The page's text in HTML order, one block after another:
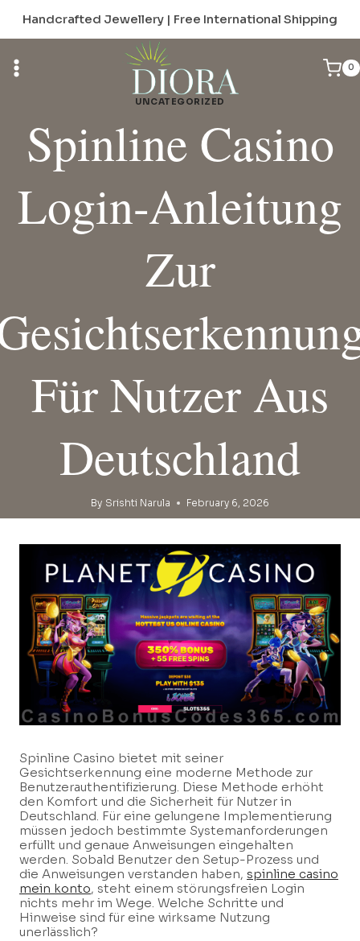
content
Handcrafted Jewellery | Free International Shipping
0
UNCATEGORIZED
Spinline Casino
Login-Anleitung
Zur
Für Nutzer Aus
Deutschland
By Srishti Narula February 6, 2026
Spinline Casino bietet mit seiner
Gesichtserkennung eine moderne Methode zur
Benutzerauthentifizierung. Diese Methode erhöht
den Komfort und die Sicherheit für Nutzer in
Deutschland. Für eine gelungene Implementierung
müssen jedoch bestimmte Systemanforderungen
erfüllt und genaue Anweisungen eingehalten
werden. Sobald Benutzer den Setup-Prozess und
die Anweisungen verstanden haben, spinline casino
mein konto, steht einem störungsfreien Login
nichts mehr im Wege. Welche Schritte und
Hinweise sind für eine wirksame Nutzung
unerlässlich?